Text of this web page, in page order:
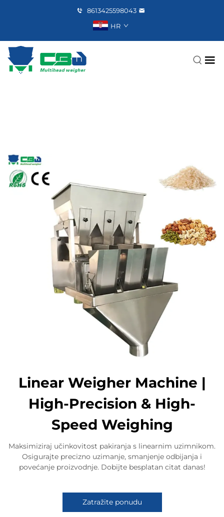
8613425598043
HR
Linear Weigher Machine |
High-Precision & High-
Speed Weighing
Maksimiziraj učinkovitost pakiranja s linearnim uzimnikom.
Osigurajte precizno uzimanje, smanjenje odbijanja i
povećanje proizvodnje. Dobijte besplatan citat danas!
Zatražite ponudu